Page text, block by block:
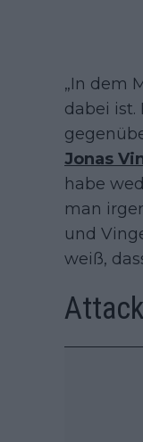
„In dem
dabei ist.
Jonas
habe
man
und
weiß,